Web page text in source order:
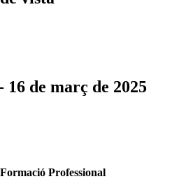
16 de març de 2025
Professional